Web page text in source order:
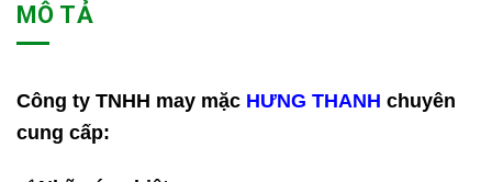
MÔ TẢ
Công ty TNHH may mặc HƯNG THANH chuyên
cung cấp: